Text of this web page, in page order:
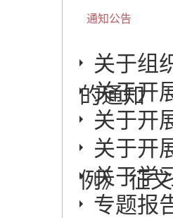
通知公告
关于组
的通知
关于开
关于开
关于开
例》 征
关于学
专题报